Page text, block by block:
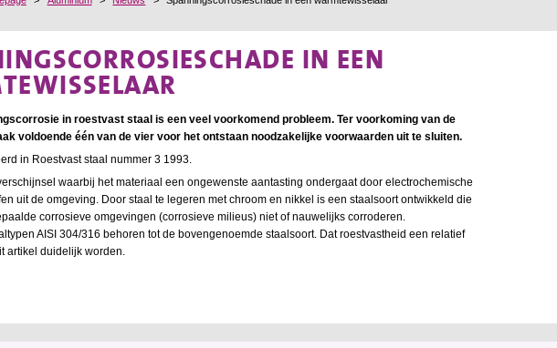
IN EEN
in roestvast staal is een veel voorkomend probleem. Ter voorkoming van de
voldoende één van de vier voor het ontstaan noodzakelijke voorwaarden uit te sluiten.
in Roestvast staal nummer 3 1993.
waarbij het materiaal een ongewenste aantasting ondergaat door electrochemische
uit de omgeving. Door staal te legeren met chroom en nikkel is een staalsoort ontwikkeld die
corrosieve omgevingen (corrosieve milieus) niet of nauwelijks corroderen.
AISI 304/316 behoren tot de bovengenoemde staalsoort. Dat roestvastheid een relatief
artikel duidelijk worden.